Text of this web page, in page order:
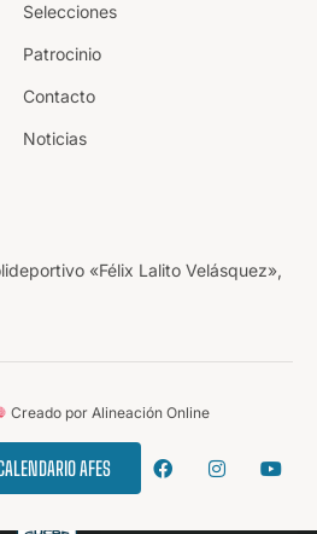
Selecciones
Patrocinio
Contacto
Noticias
«Félix Lalito Velásquez»,
Creado por Alineación Online
AFES